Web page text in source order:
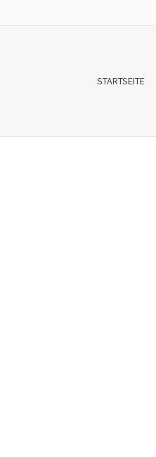
STARTSEITE